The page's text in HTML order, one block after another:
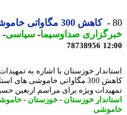
کاهش 300 مگاواتی خاموشی ها در خوزستان
صداوسیما-سیاسی-
78738956
خوزستان با اشاره به تمهیدات
کاهش 300 مگاواتی خاموشی های
ویژه برای مراسم اربعین حسینی،
خوزستان-خوزستان-خاموشی